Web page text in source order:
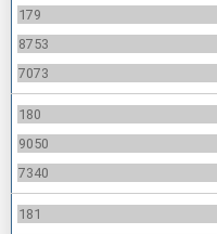
179
8753
7073
180
9050
7340
181